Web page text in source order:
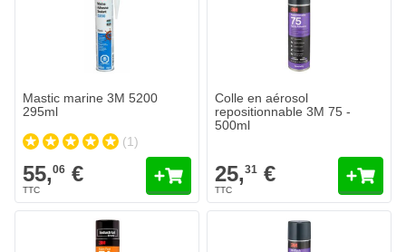
Mastic marine 3M 5200
295ml
(1)
55,06 €
Colle en aérosol
repositionnable 3M 75 -
500ml
25,31 €